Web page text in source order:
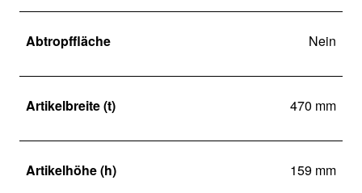
Abtropffläche Nein
Artikelbreite (t) 470 mm
Artikelhöhe (h) 159 mm